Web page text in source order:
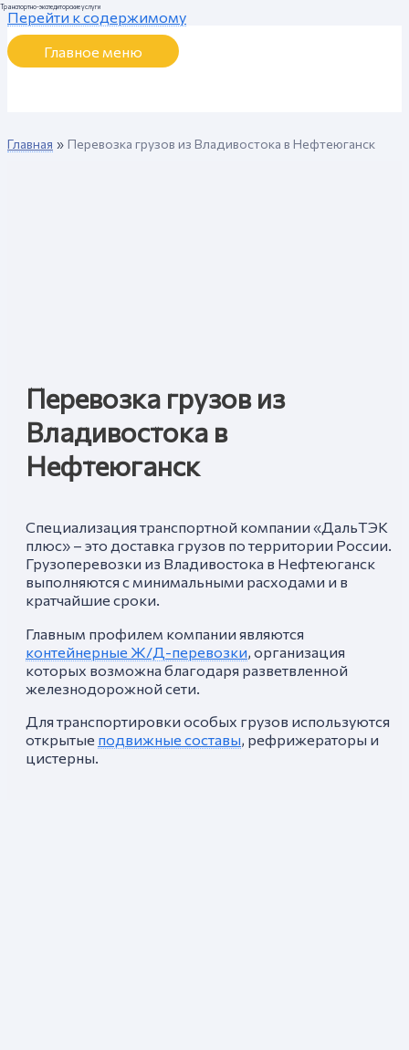
Перейти к содержимому
Транспортно-экспедиторские услуги
Главное меню
Главная Перевозка грузов из Владивостока в Нефтеюганск
Перевозка грузов из
Владивостока в
Нефтеюганск
Специализация транспортной компании «ДальТЭК
плюс» – это доставка грузов по территории России.
Грузоперевозки из Владивостока в Нефтеюганск
выполняются с минимальными расходами и в
кратчайшие сроки.
Главным профилем компании являются
контейнерные Ж/Д-перевозки, организация
которых возможна благодаря разветвленной
железнодорожной сети.
Для транспортировки особых грузов используются
открытые подвижные составы, рефрижераторы и
цистерны.